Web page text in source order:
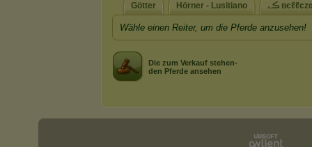
Götter Hörner - Lusitiano
Wähle einen Reiter, um die Pferde anzusehen!
Die zum Verkauf stehen-
den Pferde ansehen